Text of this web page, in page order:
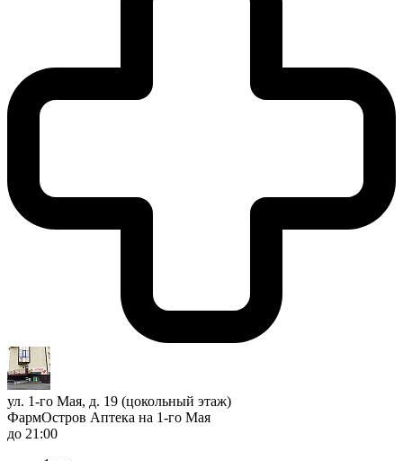
ул. 1-го Мая, д. 19 (цокольный этаж)
ФармОстров Аптека на 1-го Мая
до 21:00